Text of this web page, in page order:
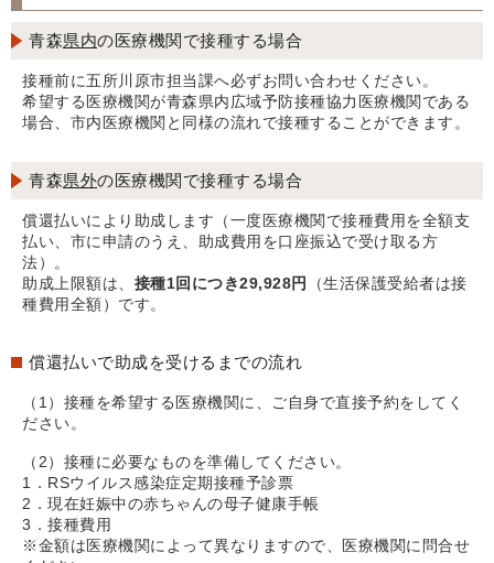
青森県内の医療機関で接種する場合
接種前に五所川原市担当課へ必ずお問い合わせください。
希望する医療機関が青森県内広域予防接種協力医療機関である
場合、市内医療機関と同様の流れで接種することができます。
青森県外の医療機関で接種する場合
償還払いにより助成します（一度医療機関で接種費用を全額支
払い、市に申請のうえ、助成費用を口座振込で受け取る方
法）。
助成上限額は、 接種1回につき29,928円
（生活保護受給者は接
種費用全額）です。
償還払いで助成を受けるまでの流れ
（1）接種を希望する医療機関に、ご自身で直接予約をしてく
ださい。
（2）接種に必要なものを準備してください。
1．RSウイルス感染症定期接種予診票
2．現在妊娠中の赤ちゃんの母子健康手帳
3．接種費用
※金額は医療機関によって異なりますので、医療機関に問合せ